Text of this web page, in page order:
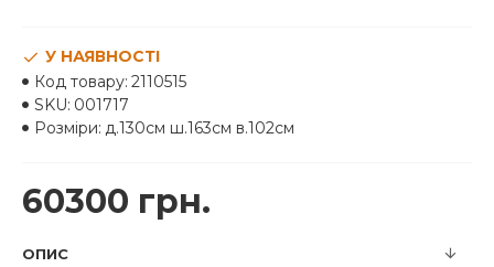
60300 грн.
У НАЯВНОСТІ
Код товару: 2110515
SKU: 001717
Розміри: д.130см ш.163см в.102см
ОПИС